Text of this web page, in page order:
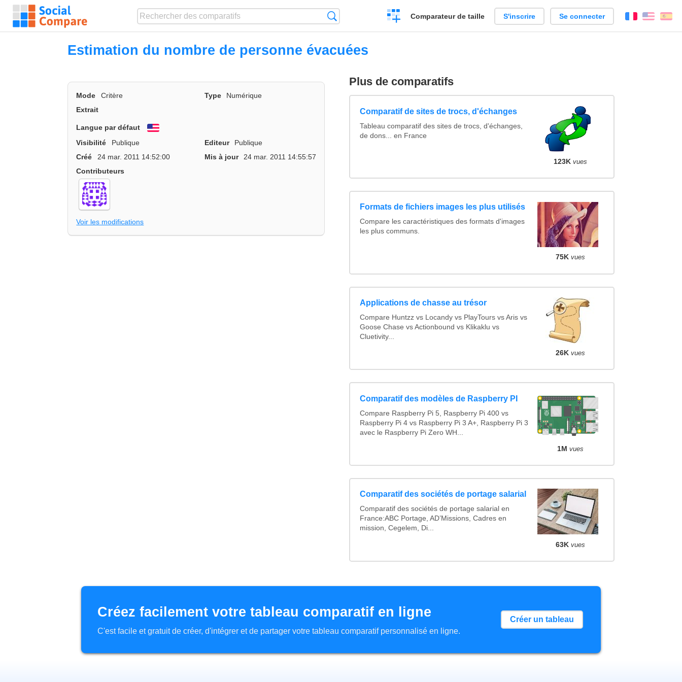
Créer
un
Comparateur de taille S'inscrire Se connecter FrançaisEnglish
Estimation du nombre de personne évacuées
Mode Critère Type
Numérique
Extrait
Langue par défaut
Visibilité
Publique Editeur
Publique
Créé
24 mar. 2011 14:52:00 Mis à jour
24 mar. 2011 14:55:57
Contributeurs
Voir les modifications
Plus de comparatifs
Comparatif de sites de trocs, d'échanges
Tableau comparatif des sites de trocs, d'échanges,
de dons... en France
123K vues
Formats de fichiers images les plus utilisés
Compare les caractéristiques des formats d'images
les plus communs.
75K vues
Applications de chasse au trésor
Compare Huntzz vs Locandy vs PlayTours vs Aris vs
Goose Chase vs Actionbound vs Klikaklu vs
Cluetivity...
26K vues
Comparatif des modèles de Raspberry PI
Compare Raspberry Pi 5, Raspberry Pi 400 vs
Raspberry Pi 4 vs Raspberry Pi 3 A+, Raspberry Pi 3
avec le Raspberry Pi Zero WH...
1M vues
Comparatif des sociétés de portage salarial
Comparatif des sociétés de portage salarial en
France:ABC Portage, AD’Missions, Cadres en
mission, Cegelem, Di...
63K vues
Créez facilement votre tableau comparatif en ligne
C'est facile et gratuit de créer, d'intégrer et de partager votre tableau comparatif personnalisé en ligne.
Créer un tableau